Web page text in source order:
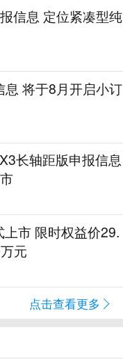
信息 定位紧凑型纯
息 将于8月开启小订
长轴距版申报信息
市 限时权益价29.
元
点击查看更多